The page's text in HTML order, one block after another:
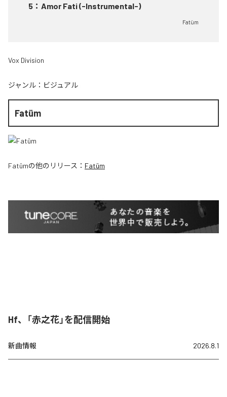
5 ： Amor Fati (-Instrumental-)
Fatüm
Vox Division
ジャンル： ビジュアル
Fatüm
Fatümの他のリリース： Fatüm
Hf、「赤之花」を配信開始
新曲情報 2026.8.1